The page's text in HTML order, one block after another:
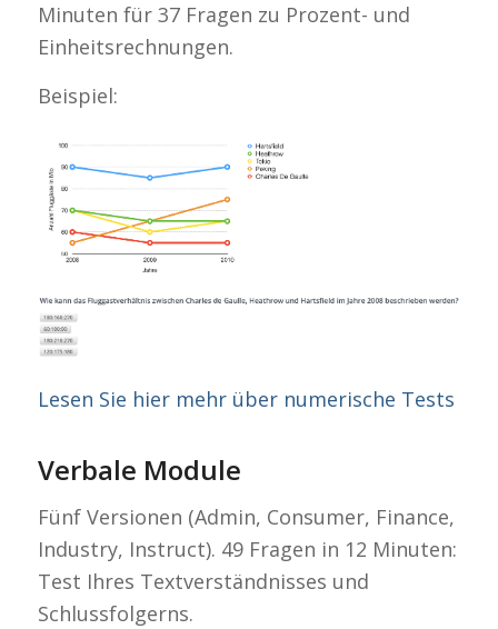
Minuten für 37 Fragen zu Prozent- und
Einheitsrechnungen.
Beispiel:
Lesen Sie hier mehr über numerische Tests
Verbale Module
Fünf Versionen (Admin, Consumer, Finance,
Industry, Instruct). 49 Fragen in 12 Minuten:
Test Ihres Textverständnisses und
Schlussfolgerns.